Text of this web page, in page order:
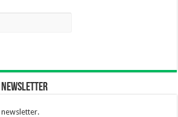
newsletter